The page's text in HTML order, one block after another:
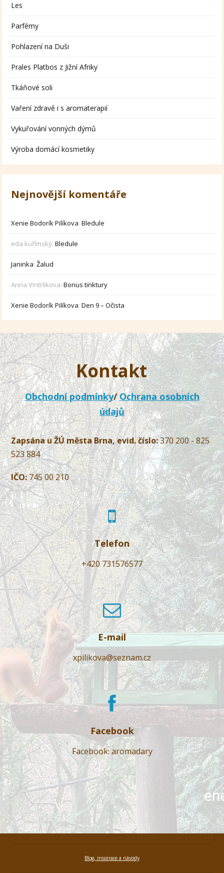
Les
Parfémy
Pohlazení na Duši
Prales Platbos z Jižní Afriky
Tkáňové soli
Vaření zdravě i s aromaterapií
Vykuřování vonných dýmů
Výroba domácí kosmetiky
Nejnovější komentáře
Xenie Bodorík Pilíkova:Bledule
eda kuřímský:Bledule
Janinka:Žalud
Anna Vintrlikova:Bonus tinktury
Xenie Bodorík Pilíkova:Den 9 – Očista
Kontakt
Obchodní podmínky/Ochrana osobních
údajů
Zapsána u ŽÚ města Brna, evid. číslo:370 200 - 825
523 884
IČO:745 00 210
Telefon
+420 731576577
E-mail
xpilikova@seznam.cz
Facebook
Facebook: aromadary
Blog, inspirace a návody